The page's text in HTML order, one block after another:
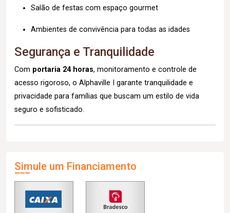
Salão de festas com espaço gourmet
Ambientes de convivência para todas as idades
Segurança e Tranquilidade
Com portaria 24 horas, monitoramento e controle de
acesso rigoroso, o Alphaville I garante tranquilidade e
privacidade para famílias que buscam um estilo de vida
seguro e sofisticado.
Simule um Financiamento